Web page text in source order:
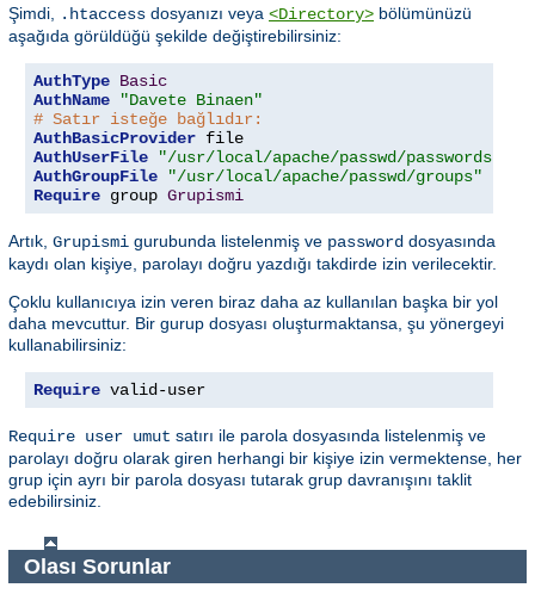
Şimdi, .htaccess dosyanızı veya <Directory> bölümünüzü
aşağıda görüldüğü şekilde değiştirebilirsiniz:
AuthType Basic
AuthName
"Davete Binaen"
# Satır isteğe bağlıdır:
AuthBasicProvider
AuthUserFile
"/usr/local/apache/passwd/passwords"
AuthGroupFile
"/usr/local/apache/passwd/groups"
Require group Grupismi
Artık, Grupismi gurubunda listelenmiş ve password dosyasında
kaydı olan kişiye, parolayı doğru yazdığı takdirde izin verilecektir.
Çoklu kullanıcıya izin veren biraz daha az kullanılan başka bir yol
daha mevcuttur. Bir gurup dosyası oluşturmaktansa, şu yönergeyi
kullanabilirsiniz:
Require valid-user
Require user umut satırı ile parola dosyasında listelenmiş ve
parolayı doğru olarak giren herhangi bir kişiye izin vermektense, her
grup için ayrı bir parola dosyası tutarak grup davranışını taklit
edebilirsiniz.
Olası Sorunlar